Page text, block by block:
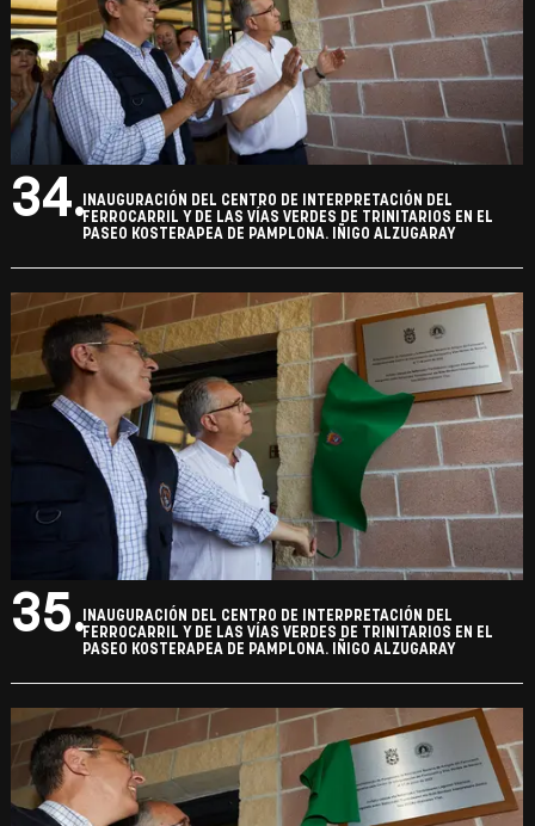
34. INAUGURACIÓN DEL CENTRO DE INTERPRETACIÓN DEL
FERROCARRIL Y DE LAS VÍAS VERDES DE TRINITARIOS EN EL
PASEO KOSTERAPEA DE PAMPLONA. IÑIGO ALZUGARAY
35. INAUGURACIÓN DEL CENTRO DE INTERPRETACIÓN DEL
FERROCARRIL Y DE LAS VÍAS VERDES DE TRINITARIOS EN EL
PASEO KOSTERAPEA DE PAMPLONA. IÑIGO ALZUGARAY